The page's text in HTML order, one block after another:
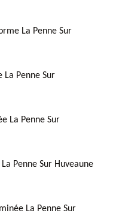
La Penne Sur
Penne Sur
La Penne Sur
Penne Sur Huveaune
La Penne Sur